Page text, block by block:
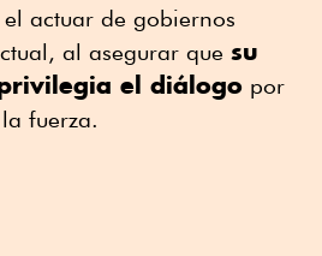
actuar de gobiernos
al asegurar que su
el diálogo por
fuerza.